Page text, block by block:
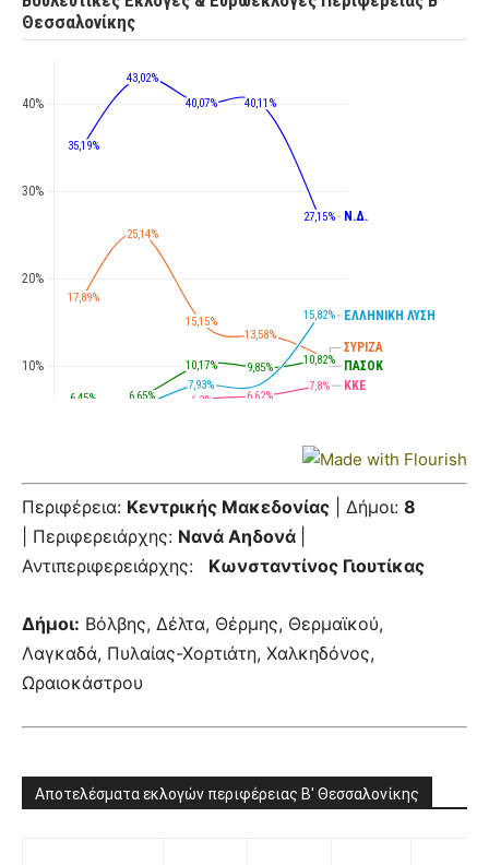
Περιφέρεια: Κεντρικής Μακεδονίας | Δήμοι: 8
| Περιφερειάρχης: Νανά Αηδονά
Αντιπεριφερειάρχης:
Κωνσταντίνος Γιουτίκας
Δήμοι: Βόλβης, Δέλτα, Θέρμης, Θερμαϊκού,
Λαγκαδά, Πυλαίας-Χορτιάτη, Χαλκηδόνος,
Ωραιοκάστρου
Αποτελέσματα εκλογών περιφέρειας Β' Θεσσαλονίκης